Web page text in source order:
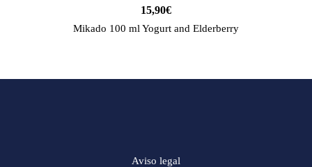
15,90€
Mikado 100 ml Yogurt and Elderberry
Aviso legal